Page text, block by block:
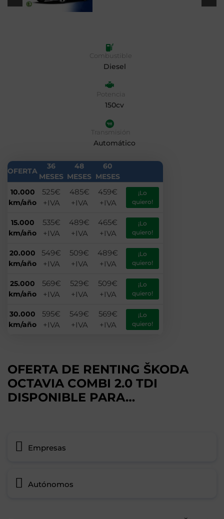
Combustible
Diesel
Potencia
150cv
Transmisión
Automático
OFERTA
36
MESES
48
MESES
60
MESES
10.000
km/año
525€
+IVA
485€
+IVA
459€
+IVA
¡Lo
quiero!
15.000
km/año
535€
+IVA
489€
+IVA
465€
+IVA
¡Lo
quiero!
20.000
km/año
549€
+IVA
509€
+IVA
489€
+IVA
¡Lo
quiero!
25.000
km/año
569€
+IVA
529€
+IVA
509€
+IVA
¡Lo
quiero!
30.000
km/año
595€
+IVA
549€
+IVA
569€
+IVA
¡Lo
quiero!
OFERTA DE RENTING ŠKODA
OCTAVIA COMBI 2.0 TDI
DISPONIBLE PARA…
Empresas
Autónomos